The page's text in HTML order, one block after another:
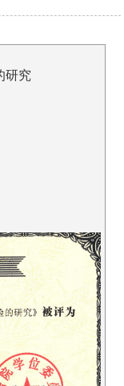
研究